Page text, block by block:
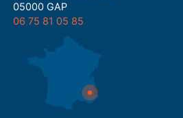
05000 GAP
06 75 81 05 85